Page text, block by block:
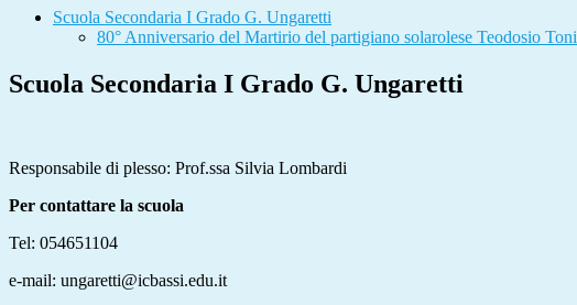
Scuola Secondaria I Grado G. Ungaretti
80° Anniversario del Martirio del partigiano solarolese Teodosio Toni
Scuola Secondaria I Grado G. Ungaretti
Responsabile di plesso: Prof.ssa Silvia Lombardi
Per contattare la scuola
Tel: 054651104
e-mail: ungaretti@icbassi.edu.it